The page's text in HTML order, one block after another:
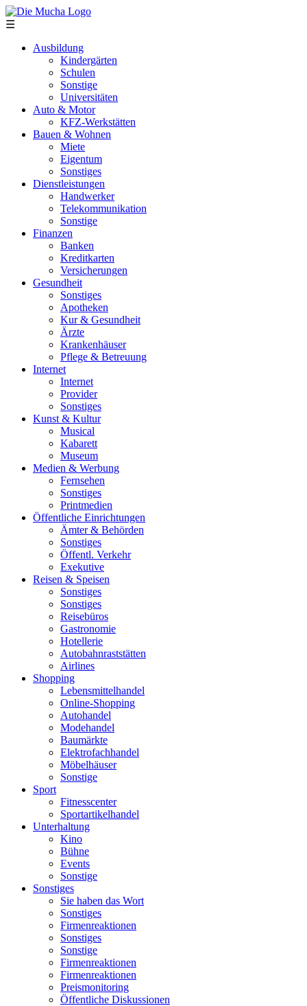
Direkt zum Inhalt
☰
Ausbildung
Kindergärten
Schulen
Sonstige
Universitäten
Auto & Motor
KFZ-Werkstätten
Bauen & Wohnen
Miete
Eigentum
Sonstiges
Dienstleistungen
Handwerker
Telekommunikation
Sonstige
Finanzen
Banken
Kreditkarten
Versicherungen
Gesundheit
Sonstiges
Apotheken
Kur & Gesundheit
Ärzte
Krankenhäuser
Pflege & Betreuung
Internet
Internet
Provider
Sonstiges
Kunst & Kultur
Musical
Kabarett
Museum
Medien & Werbung
Fernsehen
Sonstiges
Printmedien
Öffentliche Einrichtungen
Ämter & Behörden
Sonstiges
Öffentl. Verkehr
Exekutive
Reisen & Speisen
Sonstiges
Sonstiges
Reisebüros
Gastronomie
Hotellerie
Autobahnraststätten
Airlines
Shopping
Lebensmittelhandel
Online-Shopping
Autohandel
Modehandel
Baumärkte
Elektrofachhandel
Möbelhäuser
Sonstige
Sport
Fitnesscenter
Sportartikelhandel
Unterhaltung
Kino
Bühne
Events
Sonstige
Sonstiges
Sie haben das Wort
Sonstiges
Firmenreaktionen
Sonstiges
Sonstige
Firmenreaktionen
Firmenreaktionen
Preismonitoring
Öffentliche Diskussionen